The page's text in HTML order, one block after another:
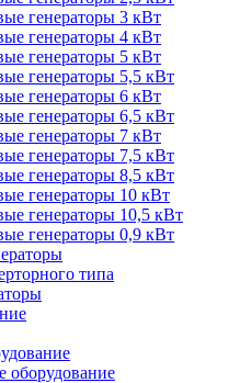
генераторы 3 кВт
генераторы 4 кВт
генераторы 5 кВт
генераторы 5,5 кВт
генераторы 6 кВт
генераторы 6,5 кВт
генераторы 7 кВт
генераторы 7,5 кВт
генераторы 8,5 кВт
генераторы 10 кВт
генераторы 10,5 кВт
генераторы 0,9 кВт
типа
оборудование